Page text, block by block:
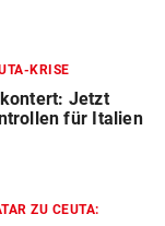
KRISE
Jetzt
für Italien
ZU CEUTA: